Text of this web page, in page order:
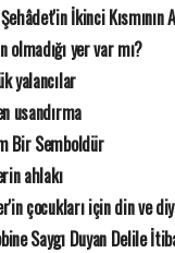
İkinci Kısmının
olmadığı yer var mı?
yalancılar
usandırma
Bir Semboldür
ahlakı
çocukları için din ve
Saygı Duyan Delile